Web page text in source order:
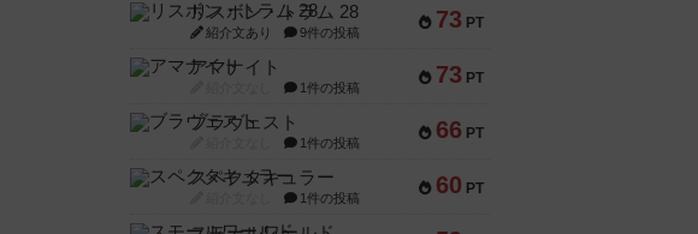
73 PT
リスボン・トラム 28
紹介文あり 9件の投稿
73 PT
アマナイト
1件の投稿
66 PT
ブラヴェスト
1件の投稿
60 PT
スペクタキュラー
1件の投稿